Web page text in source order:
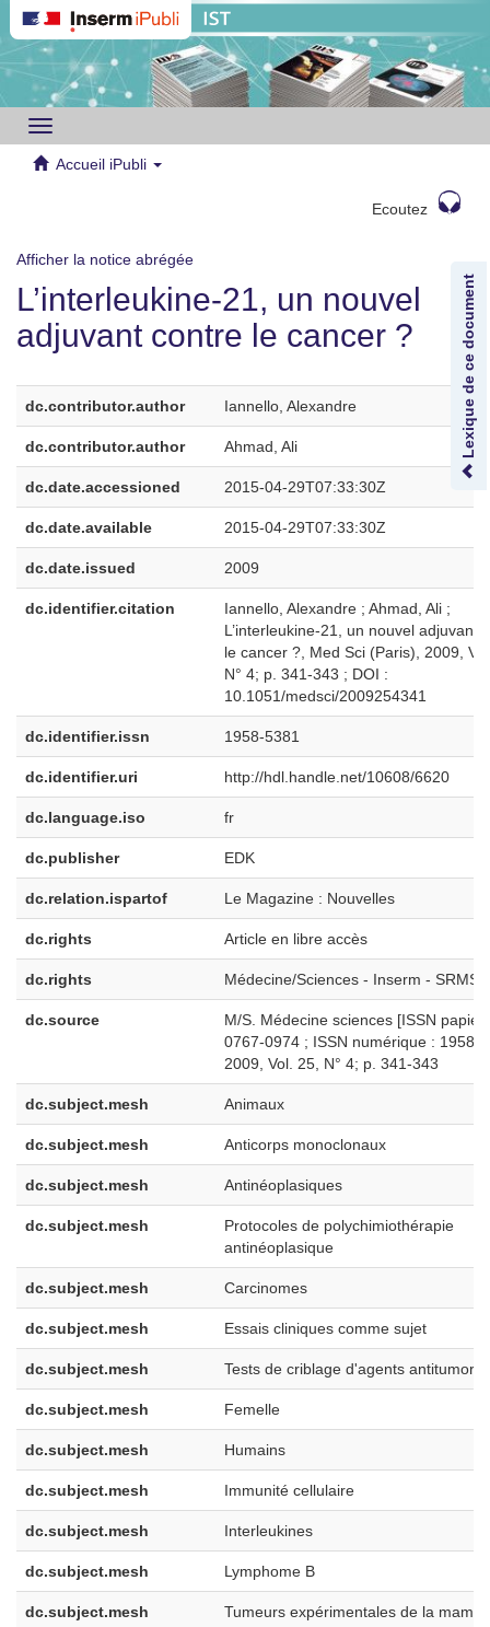
Toggle
navigation
Accueil iPubli
Ecoutez
Lexique de ce document
Afficher la notice abrégée
L’interleukine-21, un nouvel
adjuvant contre le cancer ?
dc.contributor.author Iannello, Alexandre
dc.contributor.author Ahmad, Ali
dc.date.accessioned 2015-04-29T07:33:30Z
dc.date.available 2015-04-29T07:33:30Z
dc.date.issued 2009
dc.identifier.citation
Iannello, Alexandre ; Ahmad, Ali ;
L’interleukine-21, un nouvel adjuvant
le cancer ?, Med Sci (Paris), 2009,
N° 4; p. 341-343 ; DOI :
10.1051/medsci/2009254341
dc.identifier.issn 1958-5381
dc.identifier.uri http://hdl.handle.net/10608/6620
dc.language.iso fr
dc.publisher EDK
dc.relation.ispartof Le Magazine : Nouvelles
dc.rights Article en libre accès
dc.rights Médecine/Sciences - Inserm - SRMS
dc.source
M/S. Médecine sciences [ISSN papier
0767-0974 ; ISSN numérique : 1958-
2009, Vol. 25, N° 4; p. 341-343
dc.subject.mesh Animaux
dc.subject.mesh Anticorps monoclonaux
dc.subject.mesh Antinéoplasiques
dc.subject.mesh
Protocoles de polychimiothérapie
antinéoplasique
dc.subject.mesh Carcinomes
dc.subject.mesh Essais cliniques comme sujet
dc.subject.mesh Tests de criblage d'agents
dc.subject.mesh Femelle
dc.subject.mesh Humains
dc.subject.mesh Immunité cellulaire
dc.subject.mesh Interleukines
dc.subject.mesh Lymphome B
dc.subject.mesh Tumeurs expérimentales de la